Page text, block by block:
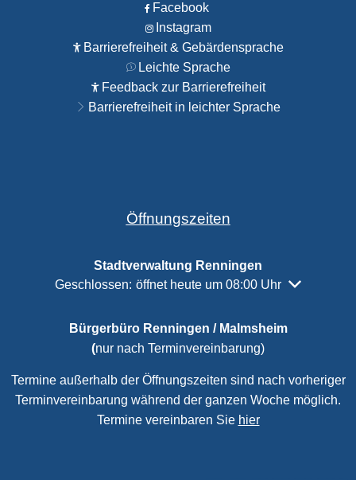
Facebook
Instagram
Barrierefreiheit & Gebärdensprache
Leichte Sprache
Feedback zur Barrierefreiheit
Barrierefreiheit in leichter Sprache
Öffnungszeiten
Stadtverwaltung Renningen
Klicken, um weitere Öffnungs- oder Schließzeiten
Geschlossen: öffnet heute um 08:00 Uhr
Bürgerbüro Renningen / Malmsheim
(nur nach Terminvereinbarung)
Termine außerhalb der Öffnungszeiten sind nach vorheriger
Terminvereinbarung während der ganzen Woche möglich.
Termine vereinbaren Sie hier